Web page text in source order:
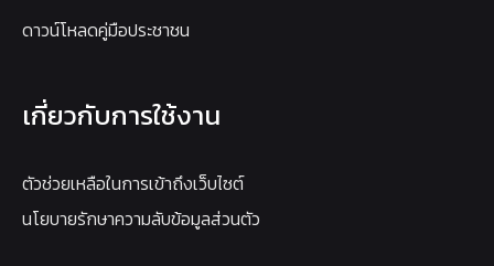
ดาวน์โหลดคู่มือประชาชน
เกี่ยวกับการใช้งาน
ตัวช่วยเหลือในการเข้าถึงเว็บไซต์
นโยบายรักษาความลับข้อมูลส่วนตัว